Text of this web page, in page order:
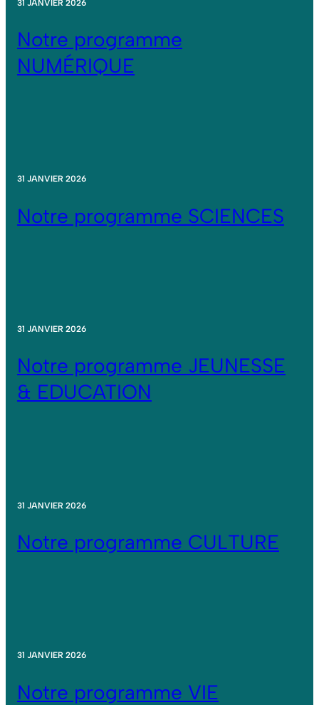
31 JANVIER 2026
Notre programme
NUMÉRIQUE
31 JANVIER 2026
Notre programme SCIENCES
31 JANVIER 2026
Notre programme JEUNESSE
& EDUCATION
31 JANVIER 2026
Notre programme CULTURE
31 JANVIER 2026
Notre programme VIE